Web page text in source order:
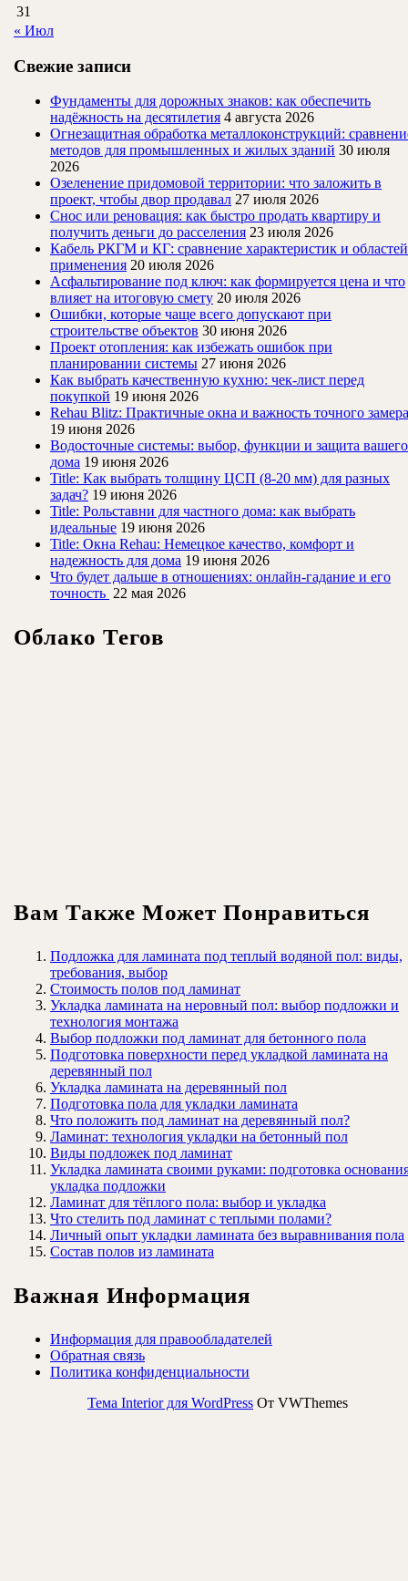
31
« Июл
Свежие записи
Фундаменты для дорожных знаков: как обеспечить
надёжность на десятилетия 4 августа 2026
Огнезащитная обработка металлоконструкций:
методов для промышленных и жилых зданий 30 июля
2026
Озеленение придомовой территории: что заложить в
проект, чтобы двор продавал 27 июля 2026
Снос или реновация: как быстро продать квартиру и
получить деньги до расселения 23 июля 2026
Кабель РКГМ и КГ: сравнение характеристик и областей
применения 20 июля 2026
Асфальтирование под ключ: как формируется цена и что
влияет на итоговую смету 20 июля 2026
Ошибки, которые чаще всего допускают при
строительстве объектов 30 июня 2026
Проект отопления: как избежать ошибок при
планировании системы 27 июня 2026
Как выбрать качественную кухню: чек-лист перед
покупкой 19 июня 2026
Rehau Blitz: Практичные окна и важность точного замера
19 июня 2026
Водосточные системы: выбор, функции и защита вашего
дома 19 июня 2026
Title: Как выбрать толщину ЦСП (8-20 мм) для разных
задач? 19 июня 2026
Title: Рольставни для частного дома: как выбрать
идеальные 19 июня 2026
Title: Окна Rehau: Немецкое качество, комфорт и
надежность для дома 19 июня 2026
Что будет дальше в отношениях: онлайн-гадание и его
точность 22 мая 2026
Облако Тегов
Вам Также Может Понравиться
Подложка для ламината под теплый водяной пол: виды,
требования, выбор
Стоимость полов под ламинат
Укладка ламината на неровный пол: выбор подложки и
технология монтажа
Выбор подложки под ламинат для бетонного пола
Подготовка поверхности перед укладкой ламината на
деревянный пол
Укладка ламината на деревянный пол
Подготовка пола для укладки ламината
Что положить под ламинат на деревянный пол?
Ламинат: технология укладки на бетонный пол
Виды подложек под ламинат
Укладка ламината своими руками: подготовка
укладка подложки
Ламинат для тёплого пола: выбор и укладка
Что стелить под ламинат с теплыми полами?
Личный опыт укладки ламината без выравнивания пола
Состав полов из ламината
Важная Информация
Информация для правообладателей
Обратная связь
Политика конфиденциальности
Тема Interior для WordPress От VWThemes